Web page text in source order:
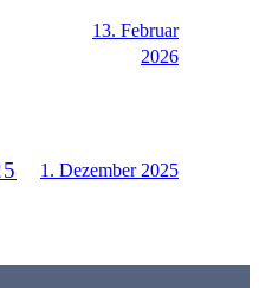
13. Februar
2026
1. Dezember 2025